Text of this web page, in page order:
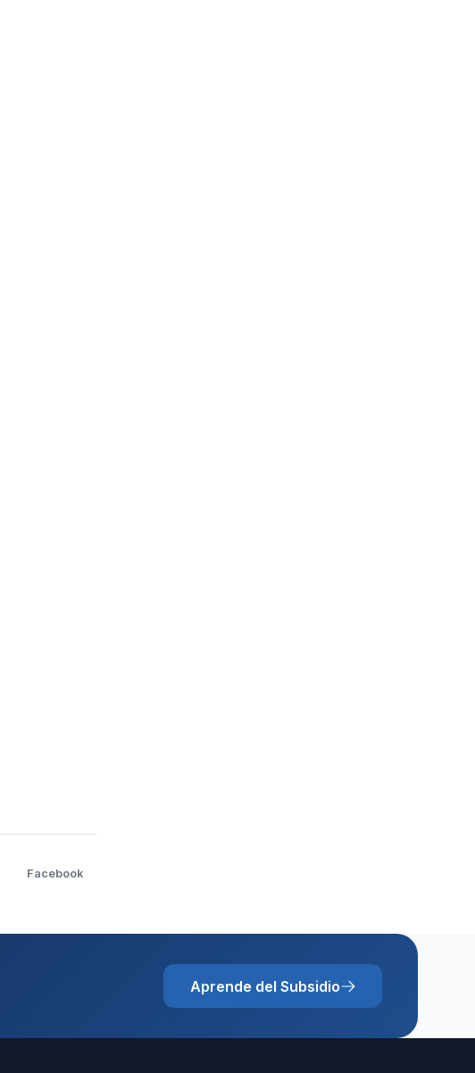
Facebook
Aprende del Subsidio